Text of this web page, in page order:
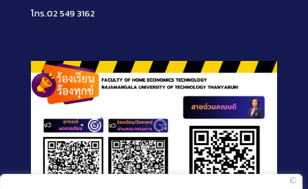
โทร.02 549 3162